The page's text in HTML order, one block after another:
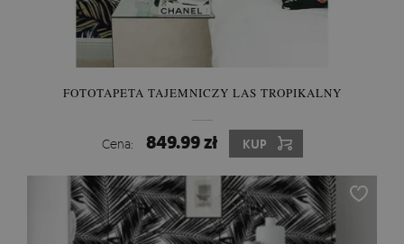
FOTOTAPETA TAJEMNICZY LAS TROPIKALNY
Cena: 849.99 zł KUP